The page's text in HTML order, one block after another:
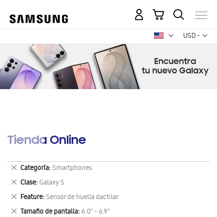
USD -
dólar
Mi carrito
Tienda Online
Categoría Smartphones
Eliminar
este
artículo
Clase Galaxy S
Eliminar
este
artículo
Feature Sensor de huella dactilar
Eliminar
este
Tamaño de pantalla 6.0" - 6.9"
Eliminar